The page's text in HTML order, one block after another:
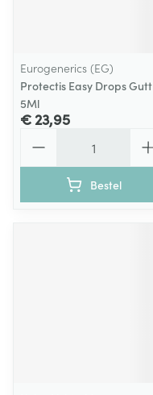
Eurogenerics (EG)
Protectis Easy Drops Gutt
5Ml
€ 23,95
Bestel